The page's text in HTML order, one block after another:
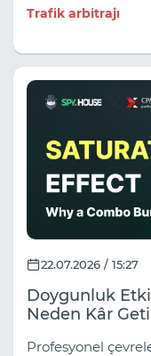
Trafik arbitrajı
22.07.2026 / 15:27
Doygunluk
Neden Kâr
Profesyonel